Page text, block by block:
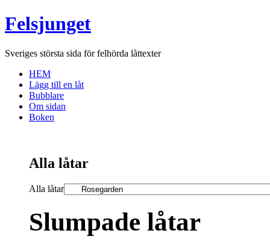
Felsjunget
Sveriges största sida för felhörda låttexter
HEM
Lägg till en låt
Bubblare
Om sidan
Boken
Alla låtar
Alla låtar
Slumpade låtar